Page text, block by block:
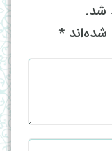
شد.
*